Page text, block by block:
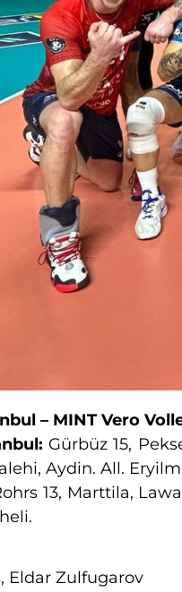
– MINT Vero
Gürbüz 15,
Aydin. All.
13, Marttila,
Eldar Zulfugarov